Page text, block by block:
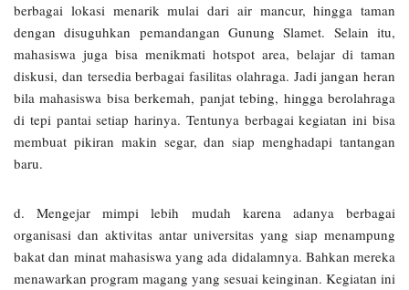
berbagai lokasi menarik mulai dari air mancur, hingga taman
dengan disuguhkan pemandangan Gunung Slamet. Selain itu,
mahasiswa juga bisa menikmati hotspot area, belajar di taman
diskusi, dan tersedia berbagai fasilitas olahraga. Jadi jangan heran
bila mahasiswa bisa berkemah, panjat tebing, hingga berolahraga
di tepi pantai setiap harinya. Tentunya berbagai kegiatan ini bisa
membuat pikiran makin segar, dan siap menghadapi tantangan
baru.
d. Mengejar mimpi lebih mudah karena adanya berbagai
organisasi dan aktivitas antar universitas yang siap menampung
bakat dan minat mahasiswa yang ada didalamnya. Bahkan mereka
menawarkan program magang yang sesuai keinginan. Kegiatan ini